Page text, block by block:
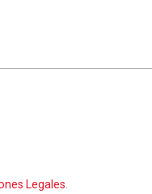
Legales.